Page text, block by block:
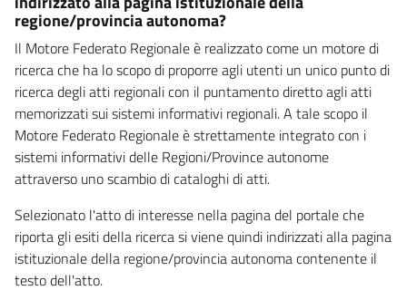
regione/provincia autonoma?
Il Motore Federato Regionale è realizzato come un motore di
ricerca che ha lo scopo di proporre agli utenti un unico punto di
ricerca degli atti regionali con il puntamento diretto agli atti
memorizzati sui sistemi informativi regionali. A tale scopo il
Motore Federato Regionale è strettamente integrato con i
sistemi informativi delle Regioni/Province autonome
attraverso uno scambio di cataloghi di atti.
Selezionato l'atto di interesse nella pagina del portale che
riporta gli esiti della ricerca si viene quindi indirizzati alla pagina
istituzionale della regione/provincia autonoma contenente il
testo dell'atto.